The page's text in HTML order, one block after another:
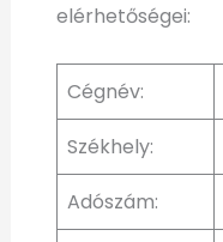
elérhetőségei:
Cégnév:
Székhely:
Adószám: